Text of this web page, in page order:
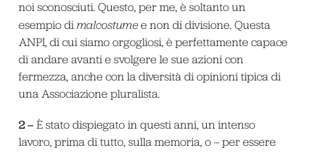
noi sconosciuti. Questo, per me, è soltanto un
esempio di malcostumee non di divisione. Questa
ANPI, di cui siamo orgogliosi, è perfettamente capace
di andare avanti e svolgere le sue azioni con
fermezza, anche con la diversità di opinioni tipica di
una Associazione pluralista.
2 – È stato dispiegato in questi anni, un intenso
lavoro, prima di tutto, sulla memoria, o – per essere